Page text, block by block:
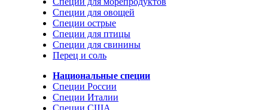
Специи для овощей
Специи острые
Специи для птицы
Специи для свинины
Перец и соль
Национальные специи
Специи России
Специи Италии
Специи США